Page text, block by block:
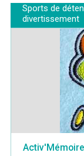
Sports de
divertissement
Activ'Mémoire